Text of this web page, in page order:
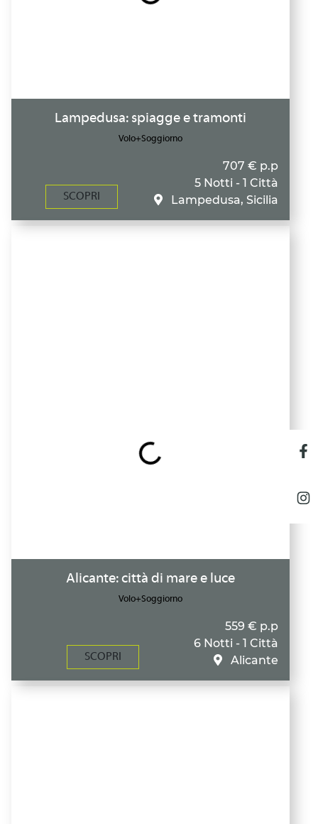
Lampedusa: spiagge e tramonti
Volo+Soggiorno
SCOPRI
707 € p.p
5 Notti - 1 Città
Lampedusa, Sicilia
Alicante: città di mare e luce
Volo+Soggiorno
SCOPRI
559 € p.p
6 Notti - 1 Città
Alicante